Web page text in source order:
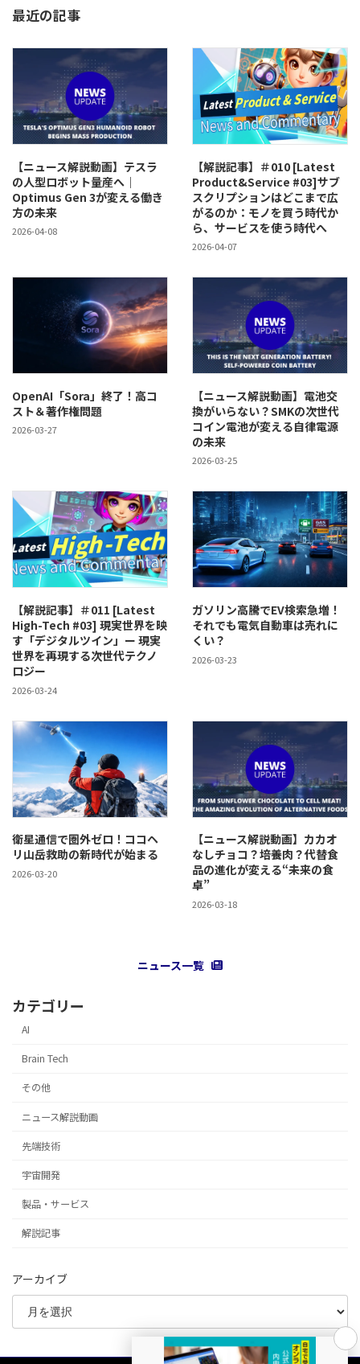
最近の記事
【ニュース解説動画】テスラ
の人型ロボット量産へ｜
Optimus Gen 3が変える働き
方の未来
2026-04-08
【解説記事】＃010 [Latest
Product&Service #03]サブ
スクリプションはどこまで広
がるのか：モノを買う時代か
ら、サービスを使う時代へ
2026-04-07
OpenAI「Sora」終了！高コ
スト＆著作権問題
2026-03-27
【ニュース解説動画】電池交
換がいらない？SMKの次世代
コイン電池が変える自律電源
の未来
2026-03-25
【解説記事】＃011 [Latest
High-Tech #03] 現実世界を映
す「デジタルツイン」ー 現実
世界を再現する次世代テクノ
ロジー
2026-03-24
ガソリン高騰でEV検索急増！
それでも電気自動車は売れに
くい？
2026-03-23
衛星通信で圏外ゼロ！ココヘ
リ山岳救助の新時代が始まる
2026-03-20
【ニュース解説動画】カカオ
なしチョコ？培養肉？代替食
品の進化が変える“未来の食
卓”
2026-03-18
ニュース一覧
カテゴリー
AI
Brain Tech
その他
ニュース解説動画
先端技術
宇宙開発
製品・サービス
解説記事
アーカイブ